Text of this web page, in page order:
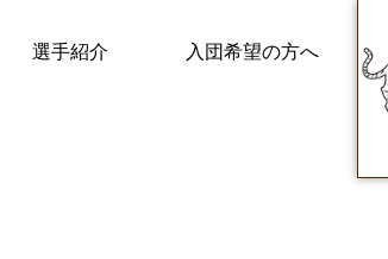
選手紹介 入団希望の方へ